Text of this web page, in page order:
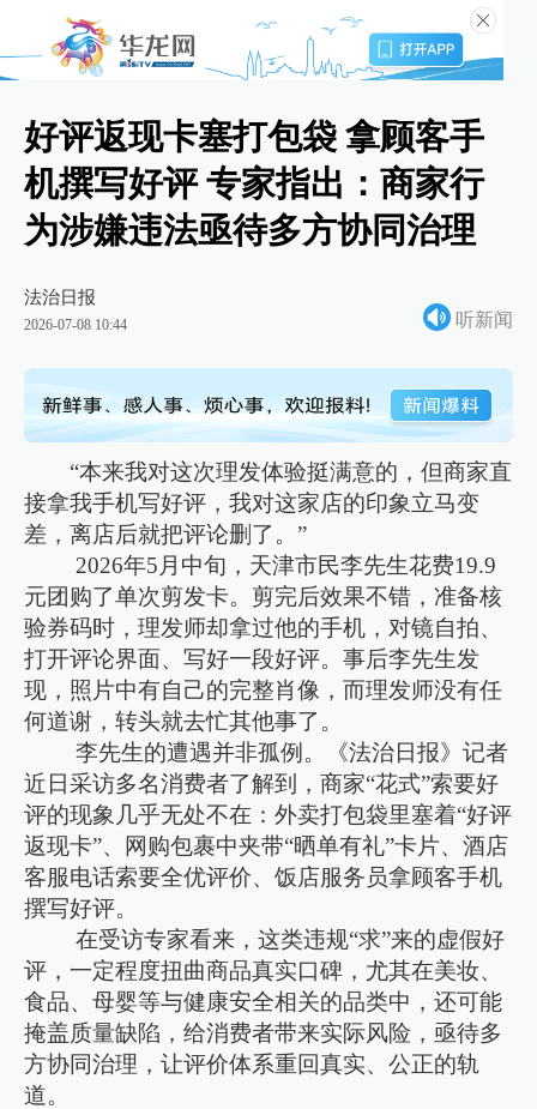
好评返现卡塞打包袋 拿顾客手
机撰写好评 专家指出：商家行
为涉嫌违法亟待多方协同治理
法治日报
2026-07-08 10:44 听新闻
“本来我对这次理发体验挺满意的，但商家直
接拿我手机写好评，我对这家店的印象立马变
差，离店后就把评论删了。”
2026年5月中旬，天津市民李先生花费19.9
元团购了单次剪发卡。剪完后效果不错，准备核
验券码时，理发师却拿过他的手机，对镜自拍、
打开评论界面、写好一段好评。事后李先生发
现，照片中有自己的完整肖像，而理发师没有任
何道谢，转头就去忙其他事了。
李先生的遭遇并非孤例。《法治日报》记者
近日采访多名消费者了解到，商家“花式”索要好
评的现象几乎无处不在：外卖打包袋里塞着“好评
返现卡”、网购包裹中夹带“晒单有礼”卡片、酒店
客服电话索要全优评价、饭店服务员拿顾客手机
撰写好评。
在受访专家看来，这类违规“求”来的虚假好
评，一定程度扭曲商品真实口碑，尤其在美妆、
食品、母婴等与健康安全相关的品类中，还可能
掩盖质量缺陷，给消费者带来实际风险，亟待多
方协同治理，让评价体系重回真实、公正的轨
道。